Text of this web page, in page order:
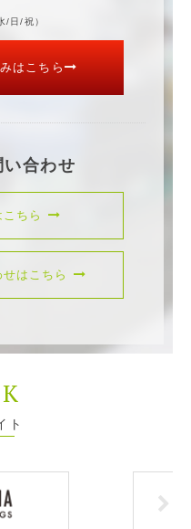
/日/祝）
はこちら
い合わせ
ちら
はこちら
ト